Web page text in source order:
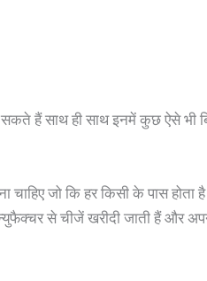
हैं साथ ही साथ इनमें कुछ ऐसे भी
चाहिए जो कि हर किसी के पास
से चीजें खरीदी जाती हैं और